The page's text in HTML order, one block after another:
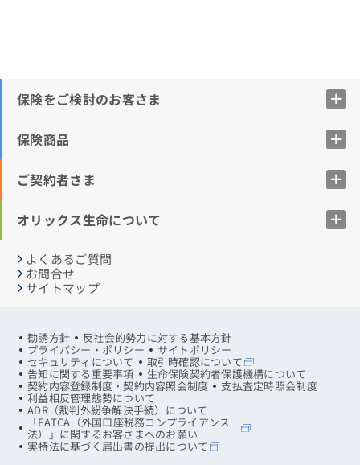
保険をご検討のお客さま
保険商品
ご契約者さま
オリックス生命について
よくあるご質問
お問合せ
サイトマップ
勧誘方針 反社会的勢力に対する基本方針
プライバシー・ポリシー サイトポリシー
セキュリティについて 取引時確認について
告知に関する重要事項 生命保険契約者保護機構について
契約内容登録制度・契約内容照会制度 支払査定時照会制度
利益相反管理態勢について
ADR（裁判外紛争解決手続）について
「FATCA（外国口座税務コンプライアンス
法）」に関するお客さまへのお願い
実特法に基づく届出書の提出について